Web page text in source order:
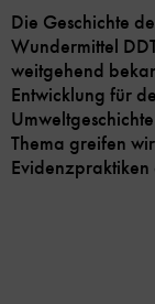
Die Geschichte
Wundermittel
weitgehend
Entwicklung für
Thema greifen
Evidenzpraktiken